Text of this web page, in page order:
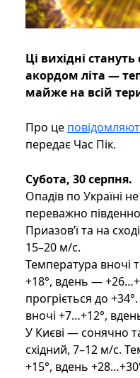
Ці вихідні
акордом літа —
майже на всій
Про це
передає Час Пік.
Субота, 30 серпня.
Опадів по Україні
переважно
Приазов’ї та на
15–20 м/с.
Температура вночі
+18°, вдень —
прогріється до
вночі +7…+12°,
У Києві — сонячно
східний, 7–12 м/с.
+15°, вдень